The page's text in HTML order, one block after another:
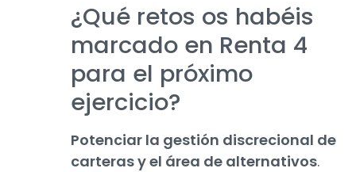
¿Qué retos os habéis
marcado en Renta 4
para el próximo
ejercicio?
Potenciar la gestión discrecional de
carteras y el área de alternativos.